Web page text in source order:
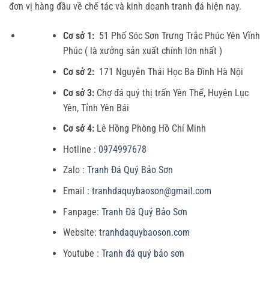
đơn vị hàng đầu về chế tác và kinh doanh tranh đá hiện nay.
Cơ sở 1:51 Phố Sóc Sơn Trưng Trắc Phúc Yên Vĩnh
Phúc ( là xưởng sản xuất chính lớn nhất )
Cơ sở 2:171 Nguyễn Thái Học Ba Đình Hà Nội
Cơ sở 3:Chợ đá quý thị trấn Yên Thế, Huyện Lục
Yên, Tỉnh Yên Bái
Cơ sở 4:Lê Hồng Phòng Hồ Chí Minh
Hotline : 0974997678
Zalo : Tranh Đá Quý Bảo Sơn
Email : tranhdaquybaoson@gmail.com
Fanpage: Tranh Đá Quý Bảo Sơn
Website: tranhdaquybaoson.com
Youtube : Tranh đá quý bảo sơn